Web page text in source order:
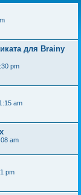
для Brainy
pm
am
am
pm